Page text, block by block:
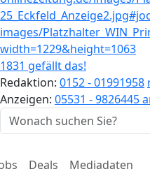
1831 gefällt das!
Redaktion: 0152 - 01991958
Anzeigen: 05531 - 9826445
Deals
Mediadaten